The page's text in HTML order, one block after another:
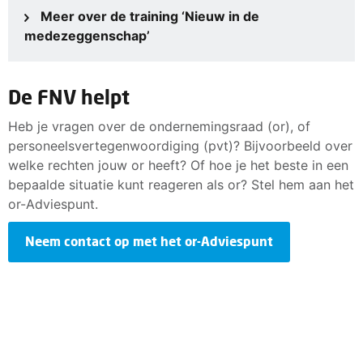
Meer over de training ‘Nieuw in de
medezeggenschap’
De FNV helpt
Heb je vragen over de ondernemingsraad (or), of
personeelsvertegenwoordiging (pvt)? Bijvoorbeeld over
welke rechten jouw or heeft? Of hoe je het beste in een
bepaalde situatie kunt reageren als or? Stel hem aan het
or-Adviespunt.
Neem contact op met het or-Adviespunt